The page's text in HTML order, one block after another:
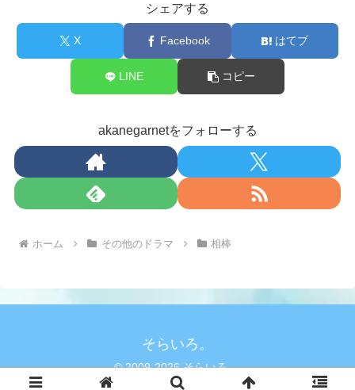
シェアする
X Facebook はてブ
LINE コピー
akanegarnetをフォローする
ホーム その他のドラマ 相棒
そらいろ。
© 2009-2026 そらいろ。.